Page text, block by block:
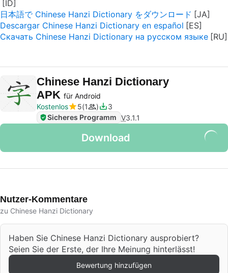
日本語で Chinese Hanzi Dictionary をダウンロード
Descargar Chinese Hanzi Dictionary en español
Скачать Chinese Hanzi Dictionary на русском языке
Chinese Hanzi Dictionary
APK für Android
Kostenlos
5 1
3
Sicheres Programm V3.1.1
Download
Nutzer-Kommentare
zu Chinese Hanzi Dictionary
Haben Sie Chinese Hanzi Dictionary ausprobiert?
Seien Sie der Erste, der Ihre Meinung hinterlässt!
Bewertung hinzufügen